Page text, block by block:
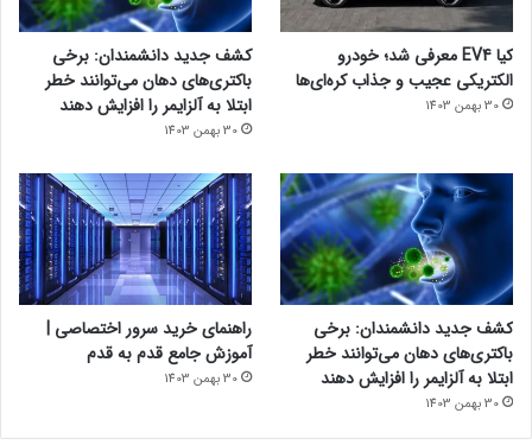
کیا EV4 معرفی شد؛ خودرو
الکتریکی عجیب و جذاب کره‌ای‌ها
30 بهمن 1403
کشف جدید دانشمندان: برخی
باکتری‌های دهان می‌توانند خطر
ابتلا به آلزایمر را افزایش دهند
30 بهمن 1403
کشف جدید دانشمندان: برخی
باکتری‌های دهان می‌توانند خطر
ابتلا به آلزایمر را افزایش دهند
30 بهمن 1403
راهنمای خرید سرور اختصاصی |
آموزش جامع قدم به قدم
30 بهمن 1403